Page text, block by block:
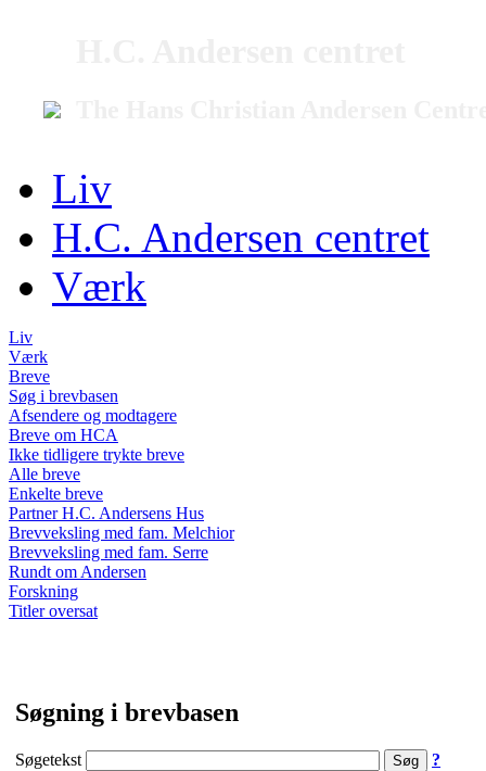
Liv
H.C. Andersen centret
Værk
Liv
Værk
Breve
Søg i brevbasen
Afsendere og modtagere
Breve om HCA
Ikke tidligere trykte breve
Alle breve
Enkelte breve
Partner H.C. Andersens Hus
Brevveksling med fam. Melchior
Brevveksling med fam. Serre
Rundt om Andersen
Forskning
Titler oversat
Søgning i brevbasen
Søgetekst ?